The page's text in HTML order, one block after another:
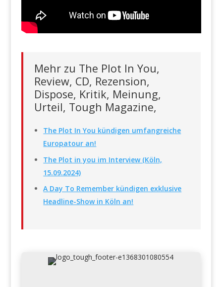
Mehr zu The Plot In You,
Review, CD, Rezension,
Dispose, Kritik, Meinung,
Urteil, Tough Magazine,
The Plot In You kündigen umfangreiche
Europatour an!
The Plot in you im Interview (Köln,
15.09.2024)
A Day To Remember kündigen exklusive
Headline-Show in Köln an!